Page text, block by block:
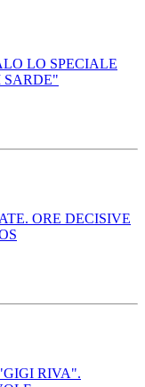
LO SPECIALE
SARDE"
ORE DECISIVE
RIVA".